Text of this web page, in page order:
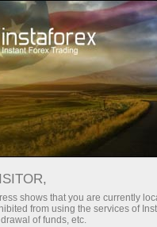
InstaForex के
छोटे
हर डिपॉजिट पर
shows that you are currently
from using the services of
of funds, etc.